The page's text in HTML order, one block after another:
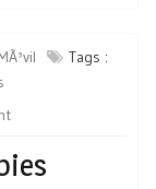
Tags :